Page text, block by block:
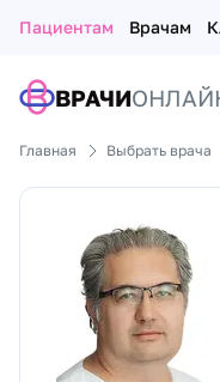
Пациентам Врачам
ВРАЧИ
Главная Выбрать врача